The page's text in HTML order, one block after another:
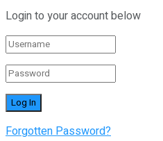
Login to your account below
Forgotten Password?